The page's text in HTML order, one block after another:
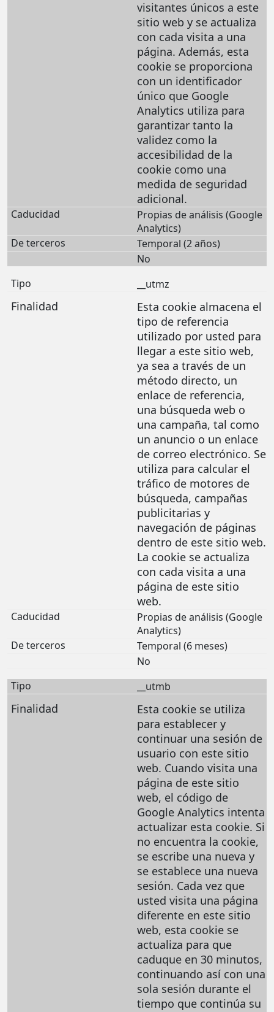
visitantes únicos a este
sitio web y se actualiza
con cada visita a una
página. Además, esta
cookie se proporciona
con un identificador
único que Google
Analytics utiliza para
garantizar tanto la
validez como la
accesibilidad de la
cookie como una
medida de seguridad
adicional.
Propias de análisis (Google
Analytics)
Temporal (2 años)
No
__utmz
Esta cookie almacena el
tipo de referencia
utilizado por usted para
llegar a este sitio web,
ya sea a través de un
método directo, un
enlace de referencia,
una búsqueda web o
una campaña, tal como
un anuncio o un enlace
de correo electrónico. Se
utiliza para calcular el
tráfico de motores de
búsqueda, campañas
publicitarias y
navegación de páginas
dentro de este sitio web.
La cookie se actualiza
con cada visita a una
página de este sitio
web.
Propias de análisis (Google
Analytics)
Temporal (6 meses)
No
__utmb
Esta cookie se utiliza
para establecer y
continuar una sesión de
usuario con este sitio
web. Cuando visita una
página de este sitio
web, el código de
Google Analytics intenta
actualizar esta cookie. Si
no encuentra la cookie,
se escribe una nueva y
se establece una nueva
sesión. Cada vez que
usted visita una página
diferente en este sitio
web, esta cookie se
actualiza para que
caduque en 30 minutos,
continuando así con una
sola sesión durante el
tiempo que continúa su